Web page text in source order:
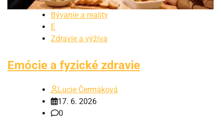
Bývanie a reality
E
Zdravie a výživa
Emócie a fyzické zdravie
Lucie Čermáková
17. 6. 2026
0